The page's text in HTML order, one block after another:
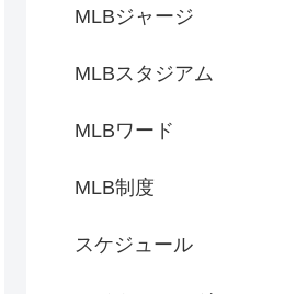
MLBジャージ
MLBスタジアム
MLBワード
MLB制度
スケジュール